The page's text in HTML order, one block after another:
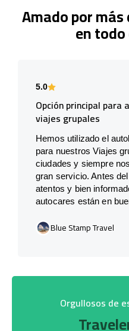
Amado por más
en
5.0
Opción principal
viajes grupales
Hemos utilizado el
para nuestros Viajes
ciudades y siempre
gran servicio. Antes
atentos y bien
autocares están en
Blue Stamp Travel
Orgullosos de